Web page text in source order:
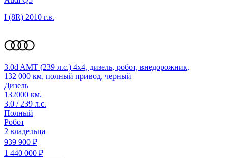
I (8R) 2010 г.в.
3.0d AMT (239 л.с.) 4x4, дизель, робот, внедорожник,
132 000 км, полный привод, черный
Дизель
132000 км.
3.0 / 239 л.с.
Полный
Робот
2 владельца
939 900 ₽
1 440 000 ₽